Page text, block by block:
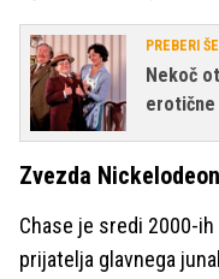
PREBERI ŠE
Nekoč
Zvezda
Chase je sredi 2000-
prijatelja glavnega